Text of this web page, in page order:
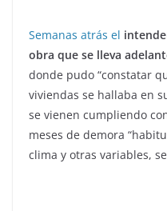
Semanas atrás el
obra que se lleva
donde pudo “constatar
viviendas se hallaba en
se vienen cumpliendo
meses de demora
clima y otras variables,